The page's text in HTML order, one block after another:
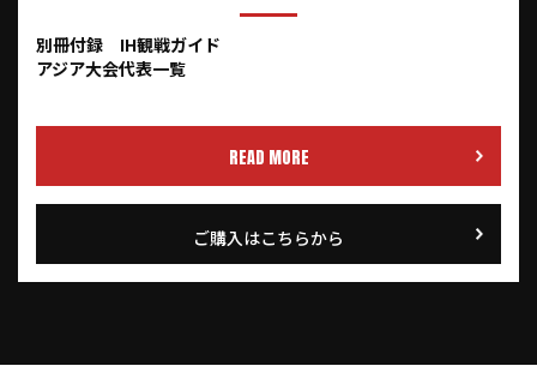
別冊付録 IH観戦ガイド
アジア大会代表一覧
READ MORE
ご購入はこちらから